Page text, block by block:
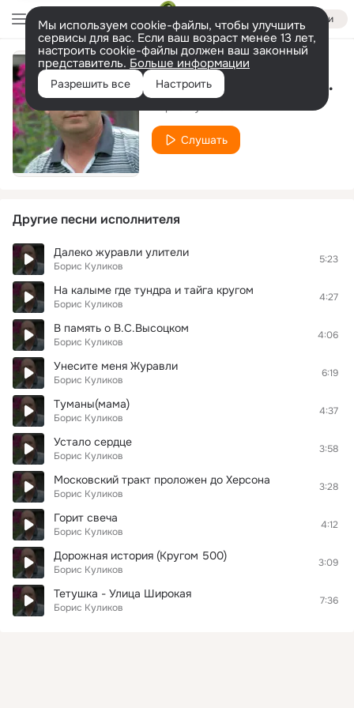
Войти
Мы используем cookie-файлы, чтобы улучшить
сервисы для вас. Если ваш возраст менее 13 лет,
настроить cookie-файлы должен ваш законный
представитель. Больше информации
Разрешить все Настроить Частушки-беспределки
Слушать
Другие песни исполнителя
Далеко журавли улители
Борис Куликов
5:23
На калыме где тундра и тайга кругом
Борис Куликов
4:27
В память о В.С.Высоцком
Борис Куликов
4:06
Унесите меня Журавли
Борис Куликов
6:19
Туманы(мама)
Борис Куликов
4:37
Устало сердце
Борис Куликов
3:58
Московский тракт проложен до Херсона
Борис Куликов
3:28
Горит свеча
Борис Куликов
4:12
Дорожная история (Кругом 500)
Борис Куликов
3:09
Тетушка - Улица Широкая
Борис Куликов
7:36